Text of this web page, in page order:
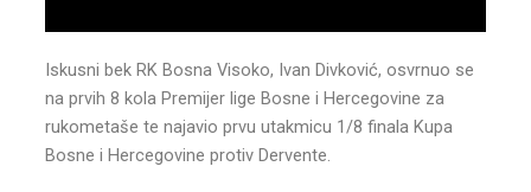
Iskusni bek RK Bosna Visoko, Ivan Divković, osvrnuo se
na prvih 8 kola Premijer lige Bosne i Hercegovine za
rukometaše te najavio prvu utakmicu 1/8 finala Kupa
Bosne i Hercegovine protiv Dervente.